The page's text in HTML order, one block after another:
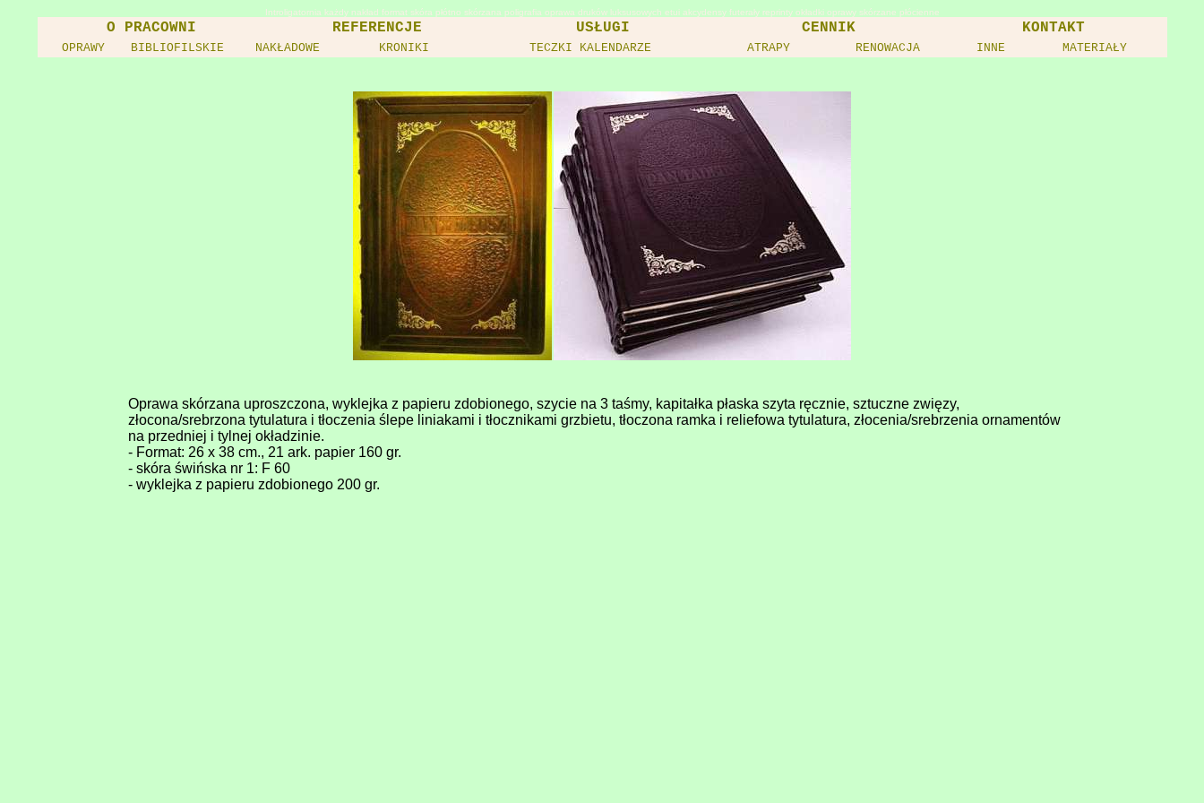
Introligatornia każdy nakład format skóra płótno skórzana poligrafia oprawa druków luksusowych etui akcydensy futerały reprinty okładki oprawy skórzane płócienne
O PRACOWNI REFERENCJE USŁUGI CENNIK KONTAKT
OPRAWY BIBLIOFILSKIE NAKŁADOWE KRONIKI TECZKI KALENDARZE ATRAPY RENOWACJA INNE MATERIAŁY
Oprawa skórzana uproszczona, wyklejka z papieru zdobionego, szycie na 3 taśmy, kapitałka płaska szyta ręcznie, sztuczne zwięzy,
złocona/srebrzona tytulatura i tłoczenia ślepe liniakami i tłocznikami grzbietu, tłoczona ramka i reliefowa tytulatura, złocenia/srebrzenia ornamentów
na przedniej i tylnej okładzinie.
- Format: 26 x 38 cm., 21 ark. papier 160 gr.
- skóra świńska nr 1: F 60
- wyklejka z papieru zdobionego 200 gr.